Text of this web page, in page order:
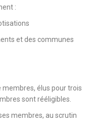
:
et des communes
membres, élus pour trois
sont rééligibles.
membres, au scrutin